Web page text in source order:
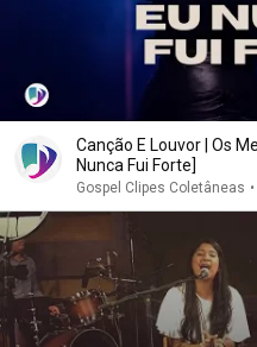
Canção E Louvor | Os
Nunca Fui Forte]
Gospel Clipes Coletâneas •